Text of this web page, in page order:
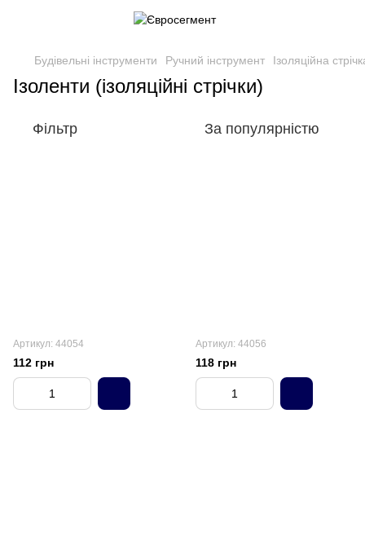
Будівельні інструменти Ручний інструмент Ізоляційна
Ізоленти (ізоляційні стрічки)
Фільтр За популярністю
Артикул: 44054
112 грн
Артикул: 44056
118 грн